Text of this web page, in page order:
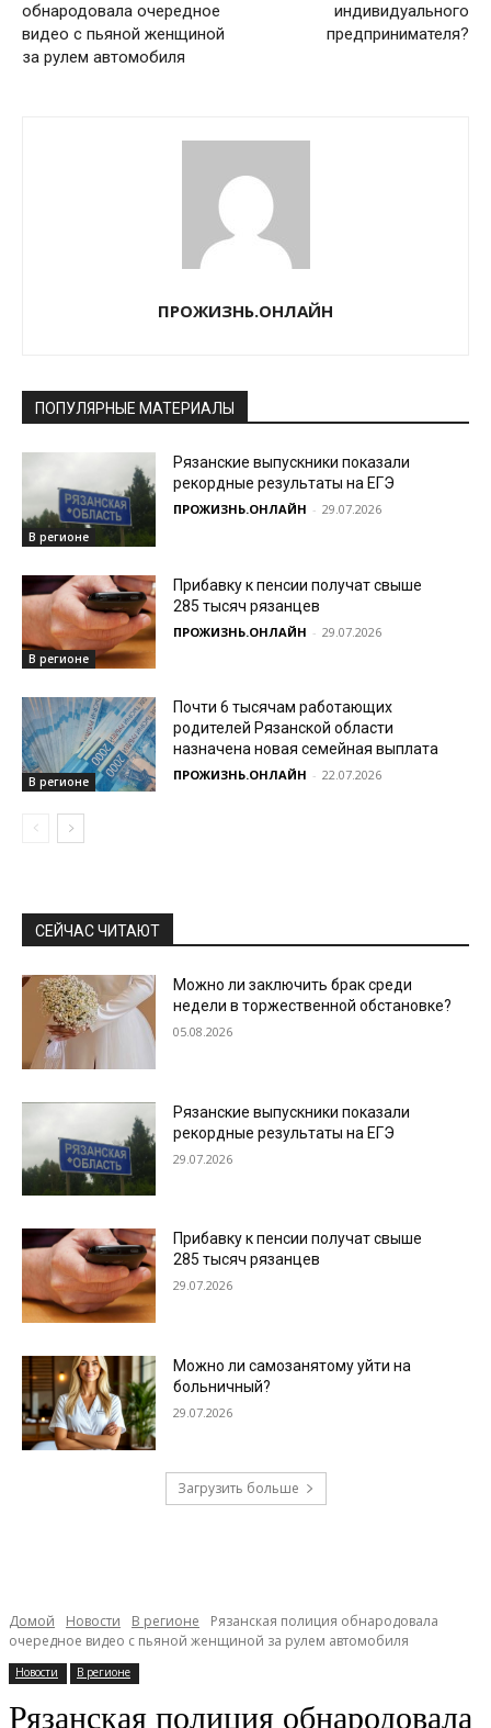
обнародовала очередное
видео с пьяной женщиной
за рулем автомобиля
индивидуального
предпринимателя?
ПРОЖИЗНЬ.ОНЛАЙН
ПОПУЛЯРНЫЕ МАТЕРИАЛЫ
В регионе
Рязанские выпускники показали
рекордные результаты на ЕГЭ
ПРОЖИЗНЬ.ОНЛАЙН - 29.07.2026
В регионе
Прибавку к пенсии получат свыше
285 тысяч рязанцев
ПРОЖИЗНЬ.ОНЛАЙН - 29.07.2026
В регионе
Почти 6 тысячам работающих
родителей Рязанской области
назначена новая семейная выплата
ПРОЖИЗНЬ.ОНЛАЙН - 22.07.2026
СЕЙЧАС ЧИТАЮТ
Можно ли заключить брак среди
недели в торжественной обстановке?
05.08.2026
Рязанские выпускники показали
рекордные результаты на ЕГЭ
29.07.2026
Прибавку к пенсии получат свыше
285 тысяч рязанцев
29.07.2026
Можно ли самозанятому уйти на
больничный?
29.07.2026
Загрузить больше